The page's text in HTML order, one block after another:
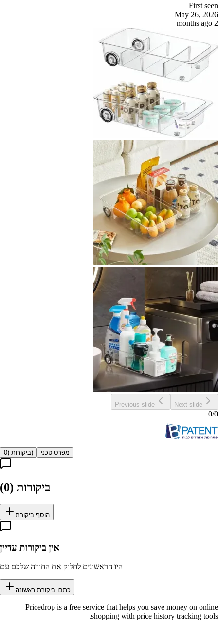
First seen
May 26, 2026
2 months ago
Next slide
Previous slide
0/0
ביקורות (0 ) מפרט טכני
ביקורות (0
)
הוסף ביקורת
אין ביקורות עדיין
היו הראשונים לחלוק את החוויה שלכם עם
כתבו ביקורת ראשונה
Pricedrop is a free service that helps you save money on online
shopping with price history tracking tools.